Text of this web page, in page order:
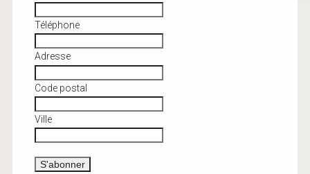
Téléphone
Adresse
Code postal
Ville